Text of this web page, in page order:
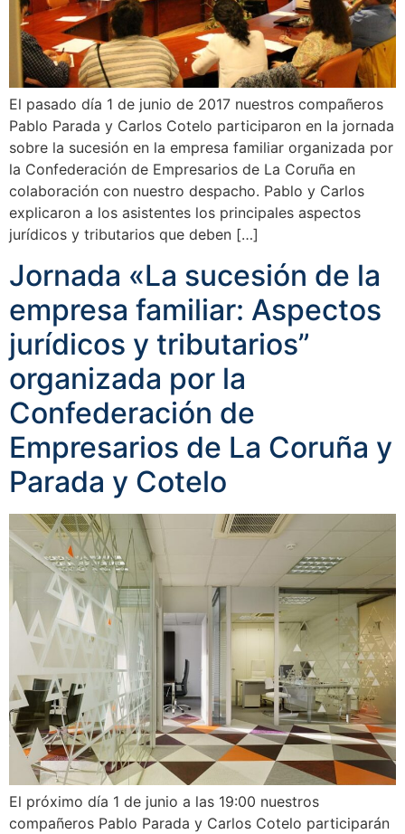
El pasado día 1 de junio de 2017 nuestros compañeros
Pablo Parada y Carlos Cotelo participaron en la jornada
sobre la sucesión en la empresa familiar organizada por
la Confederación de Empresarios de La Coruña en
colaboración con nuestro despacho. Pablo y Carlos
explicaron a los asistentes los principales aspectos
jurídicos y tributarios que deben […]
Jornada «La sucesión de la
empresa familiar: Aspectos
jurídicos y tributarios”
organizada por la
Confederación de
Empresarios de La Coruña y
Parada y Cotelo
El próximo día 1 de junio a las 19:00 nuestros
compañeros Pablo Parada y Carlos Cotelo participarán